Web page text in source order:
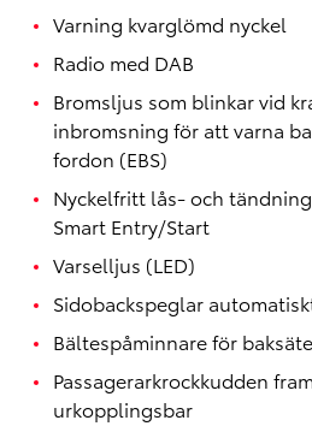
Varning kvarglömd nyckel
Radio med DAB
Bromsljus som blinkar vid
inbromsning för att varna
fordon (EBS)
Nyckelfritt lås- och
Smart Entry/Start
Varselljus (LED)
Sidobackspeglar
Bältespåminnare för
Passagerarkrockkudden fram
urkopplingsbar